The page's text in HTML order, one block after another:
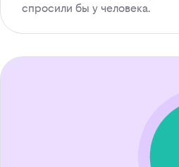
спросили бы у человека.